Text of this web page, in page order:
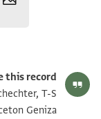
T-S Ar.34.22 1v
this record:
T-S
Geniza